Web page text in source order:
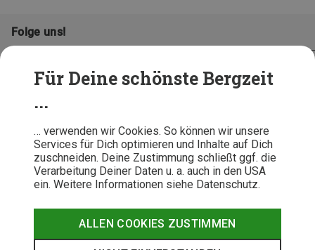
Für Deine schönste Bergzeit
...
… verwenden wir Cookies. So können wir unsere
Services für Dich optimieren und Inhalte auf Dich
zuschneiden. Deine Zustimmung schließt ggf. die
Verarbeitung Deiner Daten u. a. auch in den USA
ein. Weitere Informationen siehe Datenschutz.
ALLEN COOKIES ZUSTIMMEN
Folge uns!